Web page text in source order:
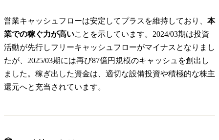
営業キャッシュフローは安定してプラスを維持しており、 本
業での稼ぐ力が高いことを示しています。2024/03期は投資
活動が先行しフリーキャッシュフローがマイナスとなりまし
たが、2025/03期には再び87億円規模のキャッシュを創出し
ました。稼ぎ出した資金は、適切な設備投資や積極的な株主
還元へと充当されています。